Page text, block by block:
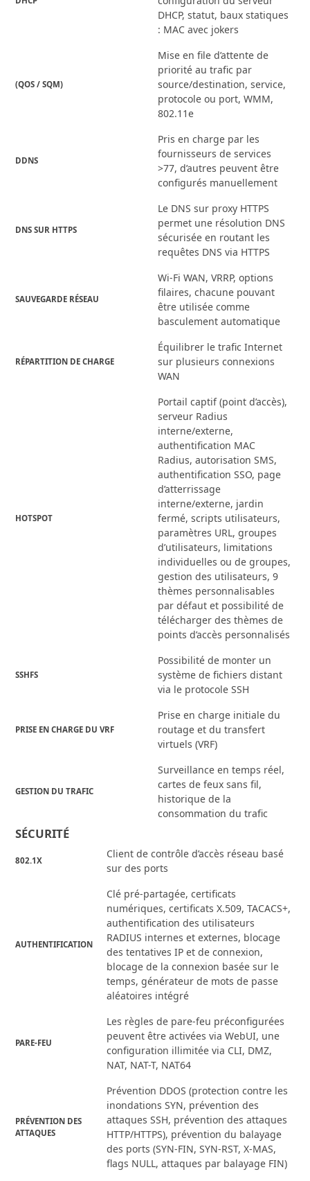
DHCP, statut, baux statiques
: MAC avec jokers
(QOS / SQM)
Mise en file d’attente de
priorité au trafic par
source/destination, service,
protocole ou port, WMM,
802.11e
DDNS
Pris en charge par les
fournisseurs de services
>77, d’autres peuvent être
configurés manuellement
DNS SUR HTTPS
Le DNS sur proxy HTTPS
permet une résolution DNS
sécurisée en routant les
requêtes DNS via HTTPS
SAUVEGARDE RÉSEAU
Wi-Fi WAN, VRRP, options
filaires, chacune pouvant
être utilisée comme
basculement automatique
RÉPARTITION DE CHARGE
Équilibrer le trafic Internet
sur plusieurs connexions
WAN
HOTSPOT
Portail captif (point d’accès),
serveur Radius
interne/externe,
authentification MAC
Radius, autorisation SMS,
authentification SSO, page
d’atterrissage
interne/externe, jardin
fermé, scripts utilisateurs,
paramètres URL, groupes
d’utilisateurs, limitations
individuelles ou de groupes,
gestion des utilisateurs, 9
thèmes personnalisables
par défaut et possibilité de
télécharger des thèmes de
points d’accès personnalisés
SSHFS
Possibilité de monter un
système de fichiers distant
via le protocole SSH
PRISE EN CHARGE DU VRF
Prise en charge initiale du
routage et du transfert
virtuels (VRF)
GESTION DU TRAFIC
Surveillance en temps réel,
cartes de feux sans fil,
historique de la
consommation du trafic
SÉCURITÉ
802.1X
Client de contrôle d’accès réseau basé
sur des ports
AUTHENTIFICATION
Clé pré-partagée, certificats
numériques, certificats X.509, TACACS+,
authentification des utilisateurs
RADIUS internes et externes, blocage
des tentatives IP et de connexion,
blocage de la connexion basée sur le
temps, générateur de mots de passe
aléatoires intégré
PARE-FEU
Les règles de pare-feu préconfigurées
peuvent être activées via WebUI, une
configuration illimitée via CLI, DMZ,
NAT, NAT-T, NAT64
PRÉVENTION DES
ATTAQUES
Prévention DDOS (protection contre les
inondations SYN, prévention des
attaques SSH, prévention des attaques
HTTP/HTTPS), prévention du balayage
des ports (SYN-FIN, SYN-RST, X-MAS,
flags NULL, attaques par balayage FIN)